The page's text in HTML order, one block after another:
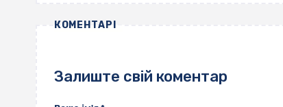
КОМЕНТАРІ
Залиште свій коментар